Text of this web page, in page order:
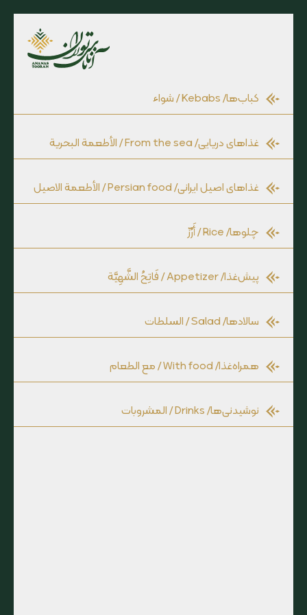
کباب‌ها/ Kebabs / شواء
غذاهای دریایی/ From the sea / الأطعمة البحرية
غذاهای اصیل ایرانی/ Persian food / الأطعمة الاصیل
چلوها/ Rice / أَرُزّ
پیش‌غذا/ Appetizer / فَاتِحُ الشَّهِيَّة
سالادها/ Salad / السلطات
همراه‌غذا/ With food / مع الطعام
نوشیدنی‌ها/ Drinks / المشروبات